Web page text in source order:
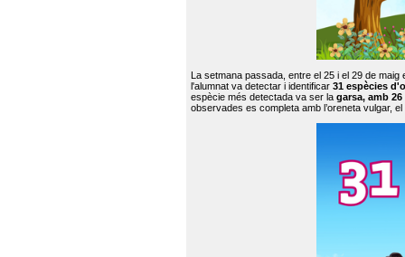
La setmana passada, entre el 25 i el 29 de
l'alumnat va detectar i identificar 31 espècies
espècie més detectada va ser la garsa, amb
observades es completa amb l’oreneta vulgar,